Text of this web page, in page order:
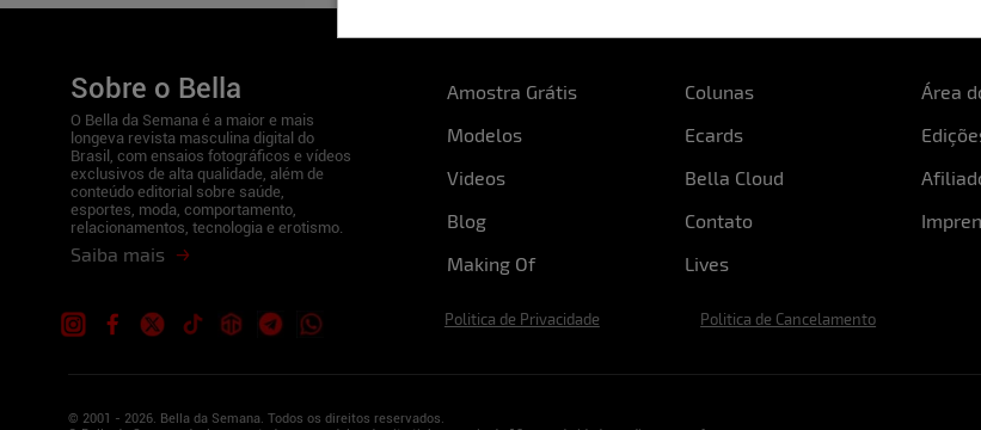
Sobre o Bella
O Bella da Semana é a maior e mais
longeva revista masculina digital do
Brasil, com ensaios fotográficos e vídeos
exclusivos de alta qualidade, além de
conteúdo editorial sobre saúde,
esportes, moda, comportamento,
relacionamentos, tecnologia e erotismo.
Saiba mais
Amostra Grátis Colunas
Área
Modelos
Ecards
Videos
Bella Cloud
Blog
Contato
Making Of
Lives
Politica de Privacidade Politica de Cancelamento
© 2001 - 2026. Bella da Semana. Todos os direitos reservados.